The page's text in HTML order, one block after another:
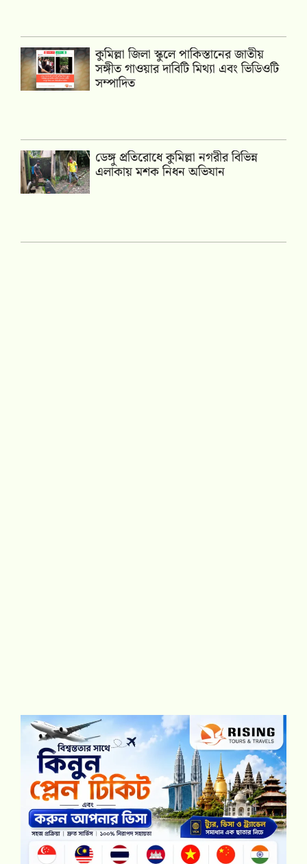
কুমিল্লা জিলা স্কুলে পাকিস্তানের জাতীয়
সঙ্গীত গাওয়ার দাবিটি মিথ্যা এবং ভিডিওটি
সম্পাদিত
ডেঙ্গু প্রতিরোধে কুমিল্লা নগরীর বিভিন্ন
এলাকায় মশক নিধন অভিযান